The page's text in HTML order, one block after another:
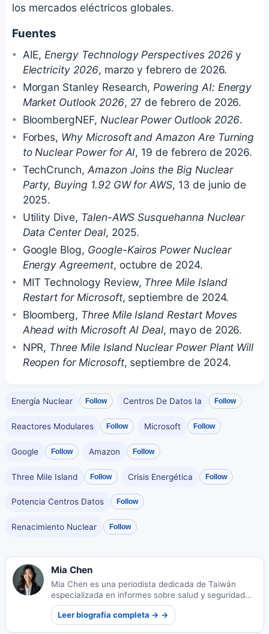
los mercados eléctricos globales.
Fuentes
AIE, Energy Technology Perspectives 2026y
Electricity 2026, marzo y febrero de 2026.
Morgan Stanley Research, Powering AI: Energy
Market Outlook 2026, 27 de febrero de 2026.
BloombergNEF, Nuclear Power Outlook 2026.
Forbes, Why Microsoft and Amazon Are Turning
to Nuclear Power for AI, 19 de febrero de 2026.
TechCrunch, Amazon Joins the Big Nuclear
Party, Buying 1.92 GW for AWS, 13 de junio de
2025.
Utility Dive, Talen-AWS Susquehanna Nuclear
Data Center Deal, 2025.
Google Blog, Google-Kairos Power Nuclear
Energy Agreement, octubre de 2024.
MIT Technology Review, Three Mile Island
Restart for Microsoft, septiembre de 2024.
Bloomberg, Three Mile Island Restart Moves
Ahead with Microsoft AI Deal, mayo de 2026.
NPR, Three Mile Island Nuclear Power Plant Will
Reopen for Microsoft, septiembre de 2024.
Energía Nuclear Follow Centros De Datos Ia Follow
Reactores Modulares Follow Microsoft Follow
Google Follow Amazon Follow
Three Mile Island Follow Crisis Energética Follow
Potencia Centros Datos Follow
Renacimiento Nuclear Follow
Mia Chen
Mia Chen es una periodista dedicada de Taiwán
especializada en informes sobre salud y seguridad
pública. Su trabajo se centra en informar a las
comunidades sobre problemas críticos de bienestar
y seguridad.
Leer biografía completa → →